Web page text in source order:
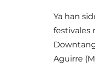
Ya han
festivales
Aguirre